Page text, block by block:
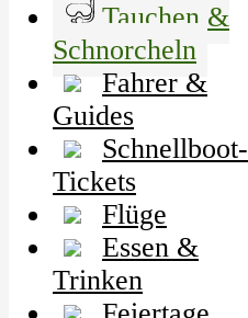
Tauchen &
Schnorcheln
Fahrer &
Guides
Schnellboot-
Tickets
Flüge
Essen &
Trinken